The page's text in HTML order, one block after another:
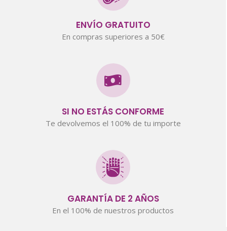
ENVÍO GRATUITO
En compras superiores a 50€
SI NO ESTÁS CONFORME
Te devolvemos el 100% de tu importe
GARANTÍA DE 2 AÑOS
En el 100% de nuestros productos